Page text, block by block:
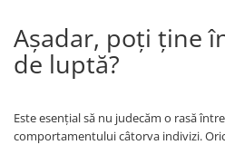
Așadar, poți ține
de luptă?
Este esențial să nu judecăm o rasă
comportamentului câtorva indivizi.